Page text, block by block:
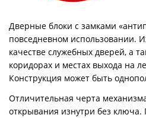
Дверные блоки с замками
повседневном использовании.
качестве служебных дверей, а
коридорах и местах выхода на
Конструкция может быть
Отличительная черта
открывания изнутри без